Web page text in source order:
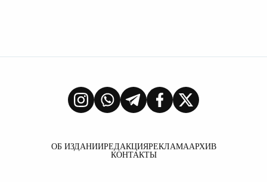
ОБ ИЗДАНИИРЕДАКЦИЯРЕКЛАМААРХИВ
КОНТАКТЫ